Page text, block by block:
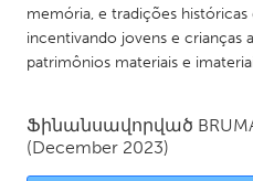
NETHERLANDS
Utrecht
memória, e tradições
incentivando jovens e crianças
patrimônios materiais e
Ֆինանսավորված
(December 2023)